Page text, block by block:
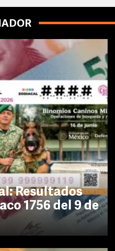
Resultados
1756 del 9 de